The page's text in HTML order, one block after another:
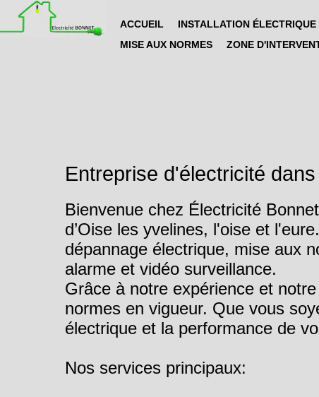
ACCUEIL INSTALLATION ÉLECTRIQUE
MISE AUX NORMES
ZONE
Entreprise d'électricité
Bienvenue chez Électricité
d’Oise les yvelines, l'oise et
dépannage électrique, mise aux
alarme et vidéo surveillance.
Grâce à notre expérience et
normes en vigueur. Que vous
électrique et la performance de
Nos services principaux: